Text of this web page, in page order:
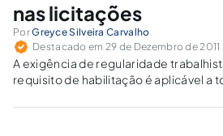
nas licitações
PorGreyce Silveira Carvalho
Destacado em 29 de Dezembro de 2011
A exigência de regularidade
requisito de habilitação é aplicável a
Público, seja ela precedida ou não de